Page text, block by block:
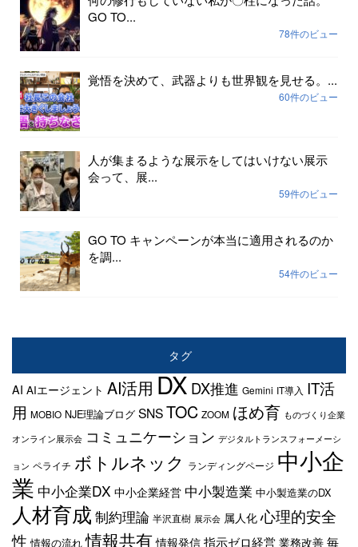
GO TO...
78件のビュー
覚悟を決めて、武器よりも世界観を見せる。...
60件のビュー
人が集まるような展示をしてはいけない展示
会って、展...
59件のビュー
GO TO キャンペーンが本当に適用されるのか
を調...
54件のビュー
タグ
AI AIエージェント AI活用 DXDX推進 Gemini IT導入 IT活
用 MOBIO NJE理論ブログ SNSTOC ZOOM ほめ育 ものづくり企業
オンライン展示会 コミュニケーション デジタルトランスフォーメーシ
ョン ペライチ ボトルネック ランディングページ 中小企
業 中小企業DX 中小企業経営 中小製造業 中小製造業のDX
人材育成 制約理論 半沢直樹 展示会 属人化 心理的安全
性 情報の流れ 情報共有 情報発信 指示ゼロ経営 業務改善 毎